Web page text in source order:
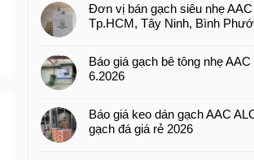
Đơn vị bán gạch siêu nhẹ
Tp.HCM, Tây Ninh, Bình
Báo giá gạch bê tông nhẹ AAC
6.2026
Báo giá keo dán gạch AAC
gạch đá giá rẻ 2026